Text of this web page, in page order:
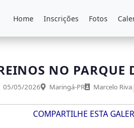
Home Inscrições Fotos
NO PARQUE
05/05/2026 Maringá-PR Marcelo Riva
COMPARTILHE ESTA